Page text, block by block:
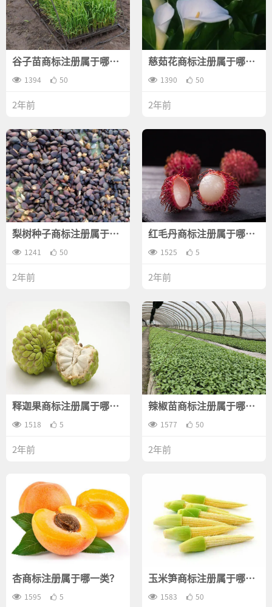
谷子苗商标注册属于哪一
类？
1394 50
2年前
慈茹花商标注册属于哪一
类？
1390 50
2年前
梨树种子商标注册属于哪
一类？
1241 50
2年前
红毛丹商标注册属于哪一
类？
1525 5
2年前
释迦果商标注册属于哪一
类？
1518 5
2年前
辣椒苗商标注册属于哪一
类？
1577 50
2年前
杏商标注册属于哪一类？
1595 5
玉米笋商标注册属于哪一
类？
1583 50